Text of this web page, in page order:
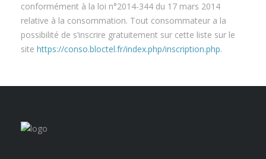
conformément à la loi n°2014-344 du 17 mars 2014
relative à la consommation. Tout consommateur a la
possibilité de s’inscrire gratuitement sur cette liste sur le
site https://conso.bloctel.fr/index.php/inscription.php.